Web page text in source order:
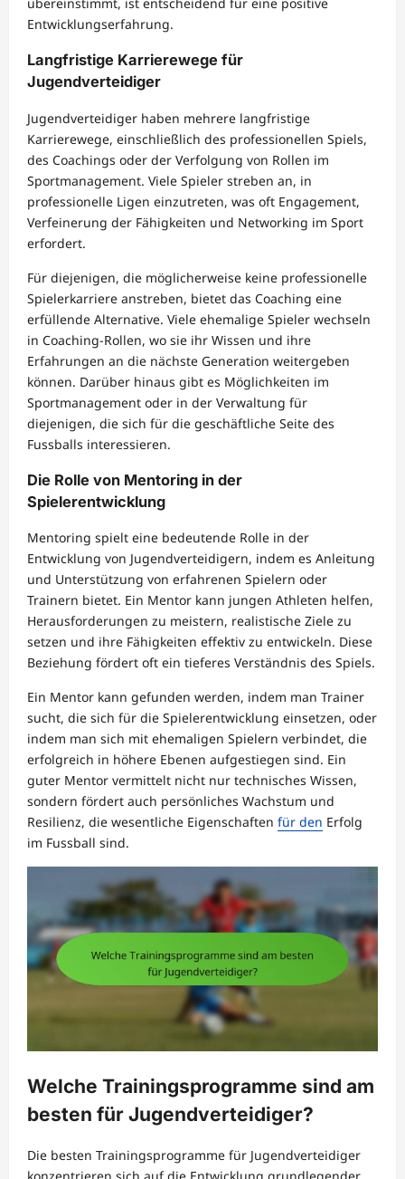
Entwicklungserfahrung.
Langfristige Karrierewege für
Jugendverteidiger
Jugendverteidiger haben mehrere langfristige
Karrierewege, einschließlich des professionellen Spiels,
des Coachings oder der Verfolgung von Rollen im
Sportmanagement. Viele Spieler streben an, in
professionelle Ligen einzutreten, was oft Engagement,
Verfeinerung der Fähigkeiten und Networking im Sport
erfordert.
Für diejenigen, die möglicherweise keine professionelle
Spielerkarriere anstreben, bietet das Coaching eine
erfüllende Alternative. Viele ehemalige Spieler wechseln
in Coaching-Rollen, wo sie ihr Wissen und ihre
Erfahrungen an die nächste Generation weitergeben
können. Darüber hinaus gibt es Möglichkeiten im
Sportmanagement oder in der Verwaltung für
diejenigen, die sich für die geschäftliche Seite des
Fussballs interessieren.
Die Rolle von Mentoring in der
Spielerentwicklung
Mentoring spielt eine bedeutende Rolle in der
Entwicklung von Jugendverteidigern, indem es Anleitung
und Unterstützung von erfahrenen Spielern oder
Trainern bietet. Ein Mentor kann jungen Athleten helfen,
Herausforderungen zu meistern, realistische Ziele zu
setzen und ihre Fähigkeiten effektiv zu entwickeln. Diese
Beziehung fördert oft ein tieferes Verständnis des Spiels.
Ein Mentor kann gefunden werden, indem man Trainer
sucht, die sich für die Spielerentwicklung einsetzen, oder
indem man sich mit ehemaligen Spielern verbindet, die
erfolgreich in höhere Ebenen aufgestiegen sind. Ein
guter Mentor vermittelt nicht nur technisches Wissen,
sondern fördert auch persönliches Wachstum und
Resilienz, die wesentliche Eigenschaften für den Erfolg
im Fussball sind.
Welche Trainingsprogramme sind am
besten für Jugendverteidiger?
Die besten Trainingsprogramme für Jugendverteidiger